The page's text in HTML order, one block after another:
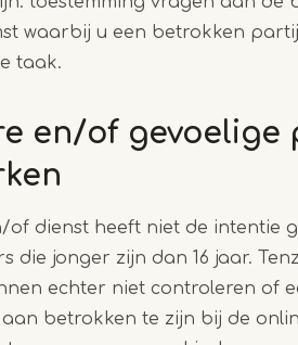
waarbij u een betrokken
taak.
en/of gevoelige
of dienst heeft niet de intentie
die jonger zijn dan 16 jaar.
echter niet controleren of
betrokken te zijn bij de